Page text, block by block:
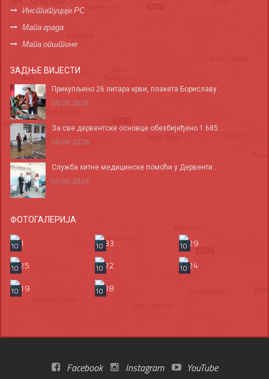
Институције РС
Мапа града
Мапа општине
ЗАДЊЕ ВИЈЕСТИ
Прикупљено 26 литара крви, плакета Бориславу...
06.08.2026
За све дервентске основце обезбијеђено 1.685...
06.08.2026
Служба хитне медицинске помоћи у Дервенти...
05.08.2026
ФОТОГАЛЕРИЈА
10 10
10
10
10
10
10
10
Facebook Instagram YouTube